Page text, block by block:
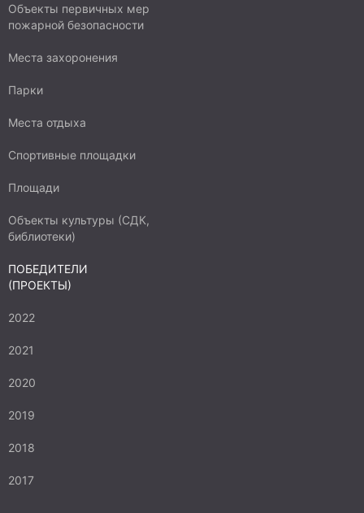
Объекты первичных мер
пожарной безопасности
Места захоронения
Парки
Места отдыха
Спортивные площадки
Площади
Объекты культуры (СДК,
библиотеки)
ПОБЕДИТЕЛИ
(ПРОЕКТЫ)
2022
2021
2020
2019
2018
2017